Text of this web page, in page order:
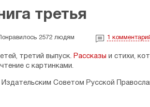
третья
Понравилось 2572 людям 1
третий выпуск. Рассказы и стихи,
с картинками.
Советом Русской